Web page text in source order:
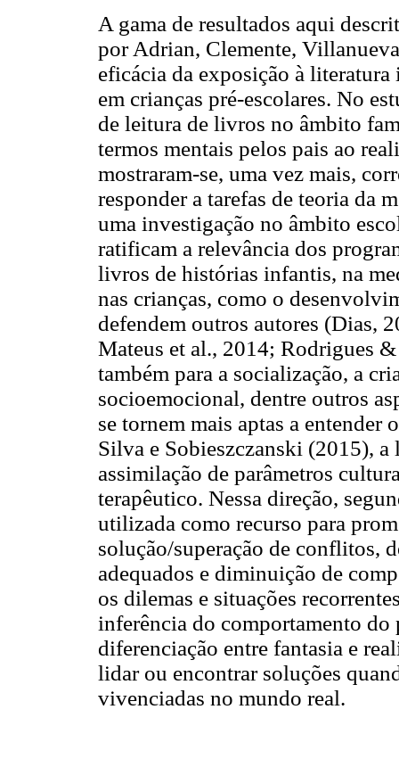
A gama de resultados aqui
por Adrian, Clemente,
eficácia da exposição à
em crianças pré-escolares. No
de leitura de livros no âmbito
termos mentais pelos pais ao
mostraram-se, uma vez mais,
responder a tarefas de teoria da
uma investigação no âmbito
ratificam a relevância dos
livros de histórias infantis, na
nas crianças, como o
defendem outros autores (Dias,
Mateus et al., 2014; Rodrigues
também para a socialização, a
socioemocional, dentre outros
se tornem mais aptas a
Silva e Sobieszczanski (2015),
assimilação de parâmetros
terapêutico. Nessa direção,
utilizada como recurso para
solução/superação de conflitos,
adequados e diminuição de
os dilemas e situações
inferência do comportamento do
diferenciação entre fantasia e
lidar ou encontrar soluções
vivenciadas no mundo real.